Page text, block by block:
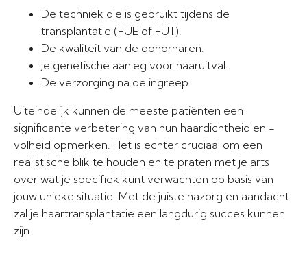
De techniek die is gebruikt tijdens de
transplantatie (FUE of FUT).
De kwaliteit van de donorharen.
Je genetische aanleg voor haaruitval.
De verzorging na de ingreep.
Uiteindelijk kunnen de meeste patiënten een
significante verbetering van hun haardichtheid en -
volheid opmerken. Het is echter cruciaal om een
realistische blik te houden en te praten met je arts
over wat je specifiek kunt verwachten op basis van
jouw unieke situatie. Met de juiste nazorg en aandacht
zal je haartransplantatie een langdurig succes kunnen
zijn.